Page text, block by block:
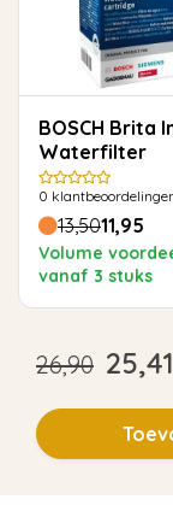
BOSCH Brita Intenza
Waterfilter
0
13,5011,95
Volume
vanaf 3 stuks
26,90 25,41